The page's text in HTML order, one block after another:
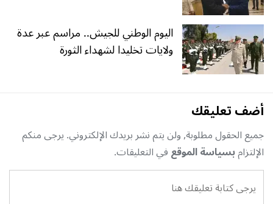
اليوم الوطني للجيش.. مراسم عبر عدة
ولايات تخليدا لشهداء الثورة
أضف تعليقك
جميع الحقول مطلوبة, ولن يتم نشر بريدك الإلكتروني. يرجى منكم
الإلتزامبسياسة الموقعفي التعليقات.